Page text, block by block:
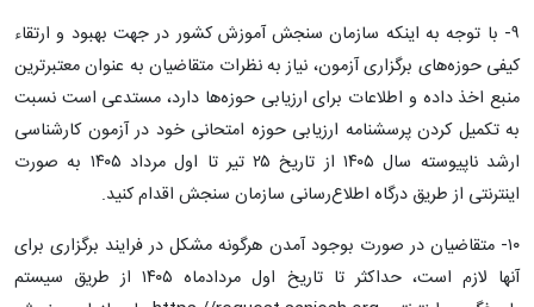
۹- با توجه به اینکه سازمان سنجش آموزش کشور در جهت بهبود و ارتقاء
کیفی حوزه‌های برگزاری آزمون، نیاز به نظرات متقاضیان به عنوان معتبرترین
منبع اخذ داده و اطلاعات برای ارزیابی حوزه‌ها دارد، مستدعی است نسبت
به تکمیل کردن پرسشنامه ارزیابی حوزه امتحانی خود در آزمون کارشناسی
ارشد ناپیوسته سال ۱۴۰۵ از تاریخ ۲۵ تیر تا اول مرداد ۱۴۰۵ به صورت
اینترنتی از طریق درگاه اطلاع‌رسانی سازمان سنجش اقدام کنید.
۱۰- متقاضیان در صورت بوجود آمدن هرگونه مشکل در فرایند برگزاری برای
آنها لازم است، حداکثر تا تاریخ اول مردادماه ۱۴۰۵ از طریق سیستم